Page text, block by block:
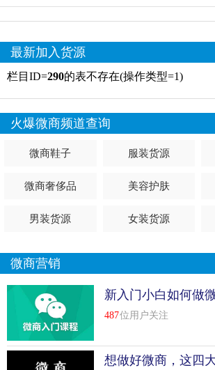
最新加入货源
栏目ID=290的表不存在(操作类型=1)
火爆微商频道查询
微商鞋子 服装货源
微商奢侈品 美容护肤
男装货源 女装货源
微商营销
新入门小白如何做
必懂几点知识
487位用户关注
想做好微商，这四